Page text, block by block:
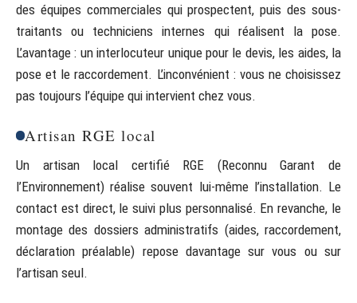
des équipes commerciales qui prospectent, puis des sous-
traitants ou techniciens internes qui réalisent la pose.
L’avantage : un interlocuteur unique pour le devis, les aides, la
pose et le raccordement. L’inconvénient : vous ne choisissez
pas toujours l’équipe qui intervient chez vous.
Artisan RGE local
Un artisan local certifié RGE (Reconnu Garant de
l’Environnement) réalise souvent lui-même l’installation. Le
contact est direct, le suivi plus personnalisé. En revanche, le
montage des dossiers administratifs (aides, raccordement,
déclaration préalable) repose davantage sur vous ou sur
l’artisan seul.